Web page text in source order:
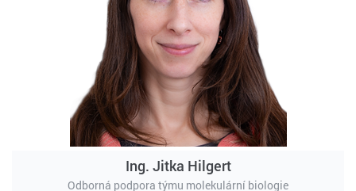
Ing. Jitka Hilgert
Odborná podpora týmu molekulární biologie